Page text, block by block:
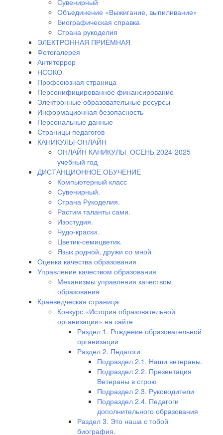
Объединение «Выжигание, выпиливание»
Биографическая справка
Страна рукоделия
ЭЛЕКТРОННАЯ ПРИЁМНАЯ
Фотогалерея
Антитеррор
НСОКО
Профсоюзная страница
Персонифицированное финансирование
Электронные образовательные ресурсы
Информационная безопасность
Персональные данные
Страницы педагогов
КАНИКУЛЫ-ОНЛАЙН
ОНЛАЙН КАНИКУЛЫ_ОСЕНЬ 2024-2025
учебный год
ДИСТАНЦИОННОЕ ОБУЧЕНИЕ
Компьютерный класс
Сувенирный.
Страна Рукоделия.
Растим таланты сами.
Изостудия.
Чудо-краски.
Цветик-семицветик.
Язык родной, дружи со мной
Оценка качества образования
Управление качеством образования
Механизмы управления качеством
образования
Краеведческая страница
Конкурс «История образовательной
организации» на сайте
Раздел 1. Рождение образовательной
организации
Раздел 2. Педагоги
Подраздел 2.1. Наши ветераны.
Подраздел 2.2. Презентация
Ветераны в строю
Подраздел 2.3. Руководители
Подраздел 2.4. Педагоги
дополнительного образования
Раздел 3. Это наша с тобой
биография.